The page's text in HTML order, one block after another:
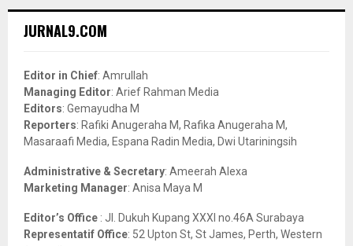
h
o
r
:
JURNAL9.COM
Editor in Chief: Amrullah
Managing Editor: Arief Rahman Media
Editors: Gemayudha M
Reporters: Rafiki Anugeraha M, Rafika Anugeraha M,
Masaraafi Media, Espana Radin Media, Dwi Utariningsih
Administrative & Secretary: Ameerah Alexa
Marketing Manager: Anisa Maya M
Editor’s Office : Jl. Dukuh Kupang XXXI no.46A Surabaya
Representatif Office: 52 Upton St, St James, Perth, Western